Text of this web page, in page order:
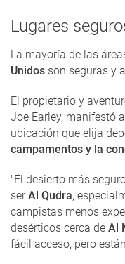
Lugares
La mayoría de las
Unidos son seguras y
El propietario y
Joe Earley, manifestó
ubicación que elija
campamentos y la
"El desierto más
serAl Qudra,
campistas menos
desérticos cerca de Al
fácil acceso, pero están